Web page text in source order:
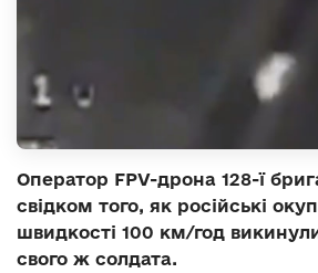
Оператор FPV-дрона 128-ї
свідком того, як російські
швидкості 100 км/год
свого ж солдата.